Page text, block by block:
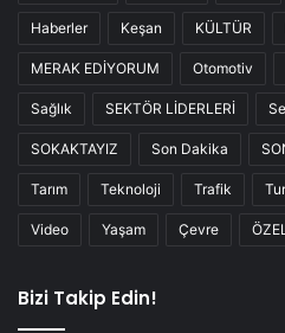
Haberler Keşan KÜLTÜR
MERAK EDİYORUM Otomotiv
Sağlık SEKTÖR LİDERLERİ
SOKAKTAYIZ Son Dakika
Tarım Teknoloji Trafik
Video Yaşam Çevre
Bizi Takip Edin!